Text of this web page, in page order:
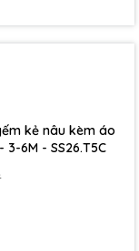
kẻ nâu kèm áo
6M - SS26.T5C